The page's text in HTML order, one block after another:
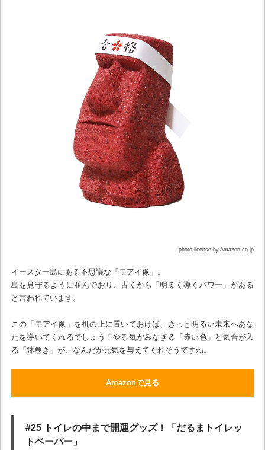
photo license by Amazon.co.jp
イースター島にある不思議な「モアイ像」。
島を見守るように並んでおり、古くから「明るく導くパワー」がある
と言われています。
この「モアイ像」を机の上に置いておけば、きっと明るい未来へあな
たを導いてくれるでしょう！やる気がみなぎる「赤い色」と気合が入
る「鉢巻き」が、なんだか元気を与えてくれそうですね。
Amazonで見る
#25 トイレの中まで開運グッズ！「だるまトイレッ
トペーパー」